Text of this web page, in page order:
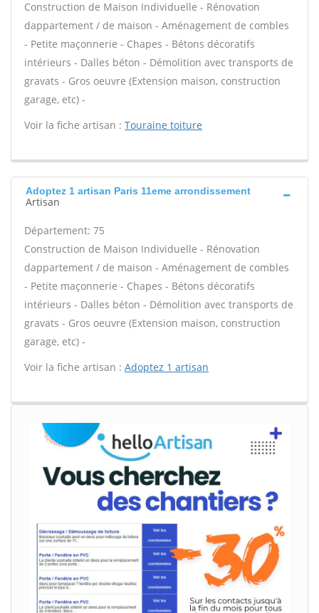
Construction de Maison Individuelle - Rénovation
dappartement / de maison - Aménagement de combles
- Petite maçonnerie - Chapes - Bétons décoratifs
intérieurs - Dalles béton - Démolition avec transports de
gravats - Gros oeuvre (Extension maison, construction
garage, etc) -
Voir la fiche artisan : Touraine toiture
Adoptez 1 artisan Paris 11eme arrondissement
Artisan
Département: 75
Construction de Maison Individuelle - Rénovation
dappartement / de maison - Aménagement de combles
- Petite maçonnerie - Chapes - Bétons décoratifs
intérieurs - Dalles béton - Démolition avec transports de
gravats - Gros oeuvre (Extension maison, construction
garage, etc) -
Voir la fiche artisan : Adoptez 1 artisan